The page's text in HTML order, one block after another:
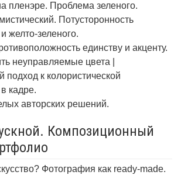
пленэре. Проблема зеленого.
Потусторонность
желто-зеленого.
единству и акценту.
неуправляемые цвета |
к колористической
кадре.
авторских решений.
Композиционный
Фотография как ready-made.